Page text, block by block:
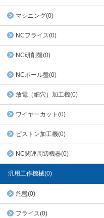
マシニング(0)
NCフライス(0)
NC研削盤(0)
NCボール盤(0)
放電（細穴）加工機(0)
ワイヤーカット(0)
ピストン加工機(0)
NC関連周辺機器(0)
汎用工作機械(0)
施盤(0)
フライス(0)